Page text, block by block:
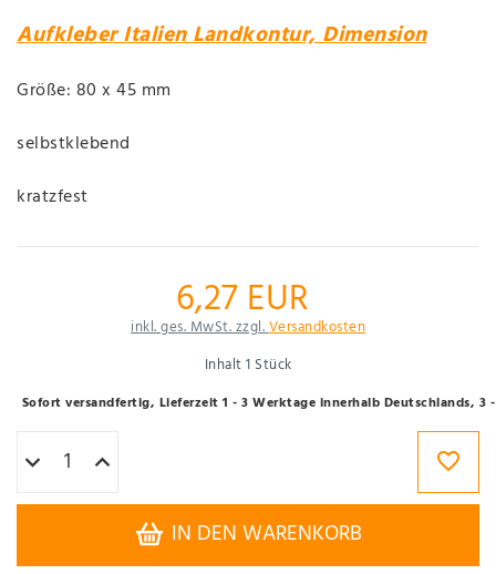
Aufkleber Italien Landkontur, Dimension
Größe: 80 x 45 mm
selbstklebend
kratzfest
6,27 EUR
inkl. ges. MwSt. zzgl.Versandkosten
Inhalt1 Stück
Sofort versandfertig, Lieferzeit 1 - 3 Werktage innerhalb Deutschlands, 3
IN DEN WARENKORB